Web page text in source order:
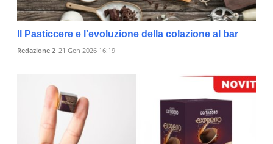
Il Pasticcere e l'evoluzione della colazione al bar
Redazione 2 21 Gen 2026 16:19